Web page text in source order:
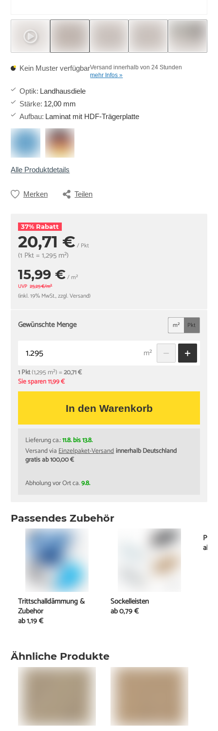
Kein Muster verfügbarVersand innerhalb von 24 Stunden
mehr Infos »
Optik: Landhausdiele
Stärke: 12,00 mm
Aufbau: Laminat mit HDF-Trägerplatte
Alle Produktdetails
Merken Teilen
37% Rabatt
20,71 € / Pkt
(1 Pkt = 1,295 m²)
15,99 €/ m²
UVP 25,25 €/m²
(inkl. 19% MwSt., zzgl. Versand)
Gewünschte Menge m² Pkt
m²
1 Pkt(1,295 m²) =20,71 €
Sie sparen 11,99 €
In den Warenkorb
Lieferung ca.:11.8. bis 13.8.
Versand viaEinzelpaket-Versandinnerhalb Deutschland
gratis ab 100,00 €
Abholung vor Ort ca.9.8.
Ähnliche Produkte
Passendes Zubehör
Trittschalldämmung &
Zubehör
ab1,19 €
Sockelleisten
ab0,79 €
ab